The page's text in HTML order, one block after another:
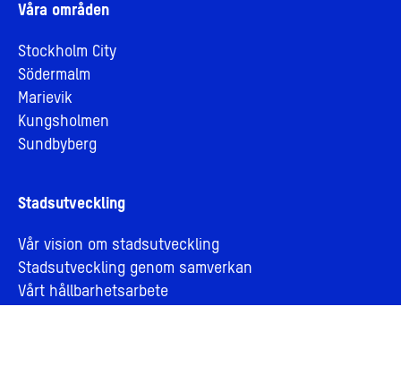
Våra områden
Stockholm City
Södermalm
Marievik
Kungsholmen
Sundbyberg
Stadsutveckling
Vår vision om stadsutveckling
Stadsutveckling genom samverkan
Vårt hållbarhetsarbete